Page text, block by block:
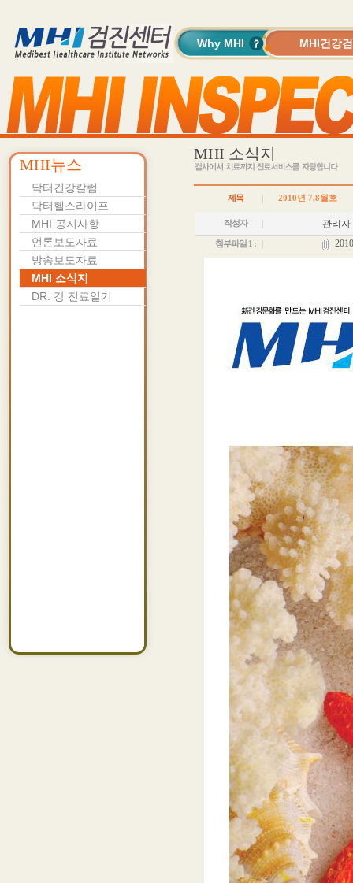
Why MHI MHI건강
MHI뉴스
닥터건강칼럼
닥터헬스라이프
MHI 공지사항
언론보도자료
방송보도자료
MHI 소식지
DR. 강 진료일기
MHI 소식지
제목 2010년 7.8월호
작성자 관리자
첨부파일 1 :